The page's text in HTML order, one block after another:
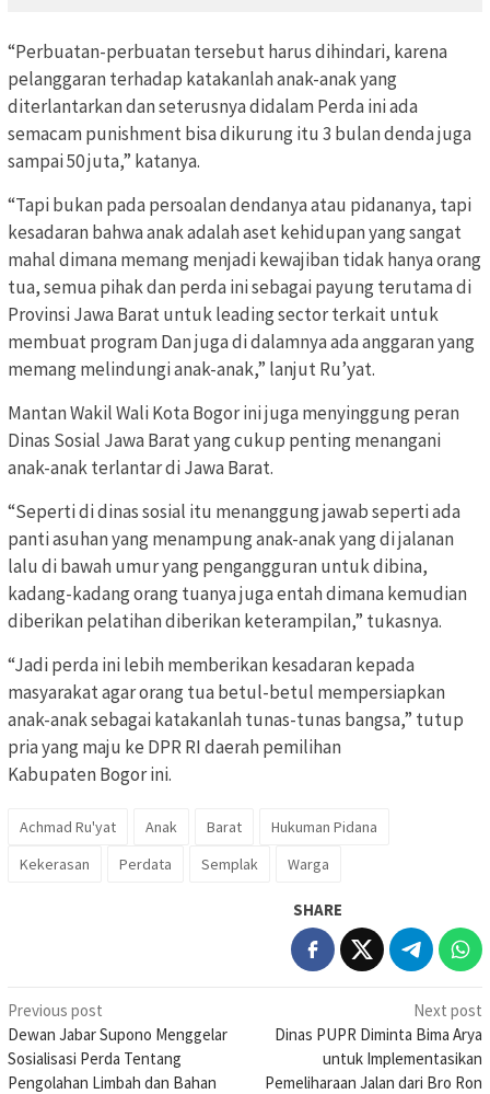
“Perbuatan-perbuatan tersebut harus dihindari, karena
pelanggaran terhadap katakanlah anak-anak yang
diterlantarkan dan seterusnya didalam Perda ini ada
semacam punishment bisa dikurung itu 3 bulan denda juga
sampai 50 juta,” katanya.
“Tapi bukan pada persoalan dendanya atau pidananya, tapi
kesadaran bahwa anak adalah aset kehidupan yang sangat
mahal dimana memang menjadi kewajiban tidak hanya orang
tua, semua pihak dan perda ini sebagai payung terutama di
Provinsi Jawa Barat untuk leading sector terkait untuk
membuat program Dan juga di dalamnya ada anggaran yang
memang melindungi anak-anak,” lanjut Ru’yat.
Mantan Wakil Wali Kota Bogor ini juga menyinggung peran
Dinas Sosial Jawa Barat yang cukup penting menangani
anak-anak terlantar di Jawa Barat.
“Seperti di dinas sosial itu menanggung jawab seperti ada
panti asuhan yang menampung anak-anak yang di jalanan
lalu di bawah umur yang pengangguran untuk dibina,
kadang-kadang orang tuanya juga entah dimana kemudian
diberikan pelatihan diberikan keterampilan,” tukasnya.
“Jadi perda ini lebih memberikan kesadaran kepada
masyarakat agar orang tua betul-betul mempersiapkan
anak-anak sebagai katakanlah tunas-tunas bangsa,” tutup
pria yang maju ke DPR RI daerah pemilihan
Kabupaten Bogor ini.
Achmad Ru'yat Anak Barat
Hukuman Pidana
Kekerasan
Perdata Semplak Warga
SHARE
Post
navigation
Previous post
Dewan Jabar Supono Menggelar
Sosialisasi Perda Tentang
Pengolahan Limbah dan Bahan
Next post
Dinas PUPR Diminta Bima Arya
untuk Implementasikan
Pemeliharaan Jalan dari Bro Ron